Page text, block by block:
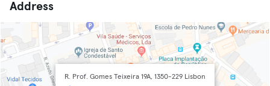
Address
R. Prof. Gomes Teixeira 19A, 1350-229 Lisbon